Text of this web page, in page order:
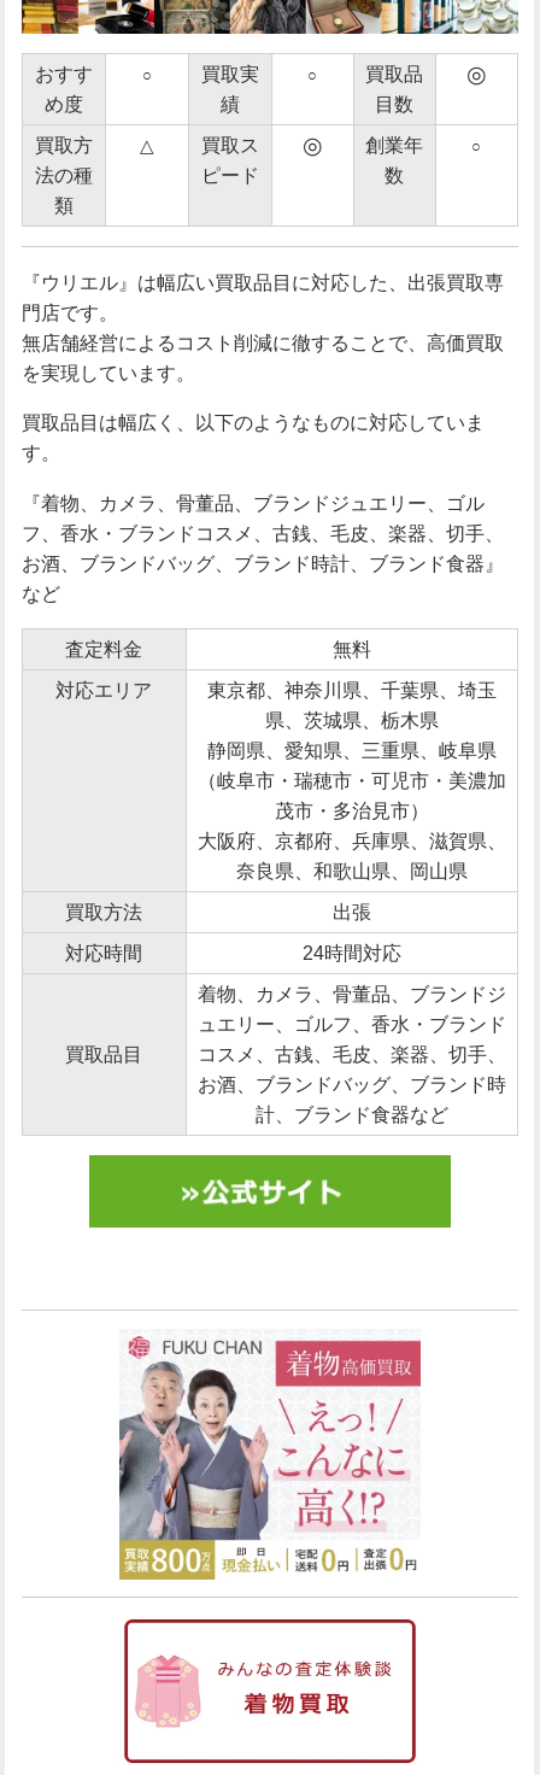
おすす
め度
○
買取実
績
○
買取品
目数
◎
買取方
法の種
類
△
買取ス
ピード
◎
創業年
数
○
『ウリエル』は幅広い買取品目に対応した、出張買取専
門店です。
無店舗経営によるコスト削減に徹することで、高価買取
を実現しています。
買取品目は幅広く、以下のようなものに対応していま
す。
『着物、カメラ、骨董品、ブランドジュエリー、ゴル
フ、香水・ブランドコスメ、古銭、毛皮、楽器、切手、
お酒、ブランドバッグ、ブランド時計、ブランド食器』
など
査定料金
無料
対応エリア
東京都、神奈川県、千葉県、埼玉
県、茨城県、栃木県
静岡県、愛知県、三重県、岐阜県
（岐阜市・瑞穂市・可児市・美濃加
茂市・多治見市）
大阪府、京都府、兵庫県、滋賀県、
奈良県、和歌山県、岡山県
買取方法
出張
対応時間
24時間対応
買取品目
着物、カメラ、骨董品、ブランドジ
ュエリー、ゴルフ、香水・ブランド
コスメ、古銭、毛皮、楽器、切手、
お酒、ブランドバッグ、ブランド時
計、ブランド食器など